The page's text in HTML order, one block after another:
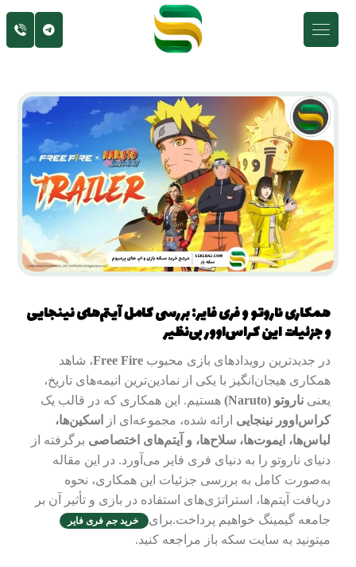
همکاری ناروتو و فری فایر: بررسی کامل آیتم‌های نینجایی
و جزئیات این کراس‌اوور بی‌نظیر
در جدیدترین رویدادهای بازی محبوبFree Fire، شاهد
همکاری هیجان‌انگیز با یکی از نمادین‌ترین انیمه‌های تاریخ،
یعنیناروتو (Naruto)
هستیم. این همکاری که در قالب یک
کراس‌اوور نینجایی ارائه شده، مجموعه‌ای از
اسکین‌ها،
لباس‌ها، ایموت‌ها، سلاح‌ها، و آیتم‌های اختصاصی برگرفته از
دنیای ناروتو را به دنیای فری فایر می‌آورد. در این مقاله
به‌صورت کامل به بررسی جزئیات این همکاری، نحوه
دریافت آیتم‌ها، استراتژی‌های استفاده در بازی و تأثیر آن بر
جامعه گیمینگ خواهیم پرداخت.برای
خرید جم فری فایر
میتونید به سایت سکه باز مراجعه کنید.